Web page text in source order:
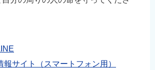
報サイト（スマートフォン用）